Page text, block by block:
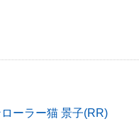
ーラー猫 景子(RR)